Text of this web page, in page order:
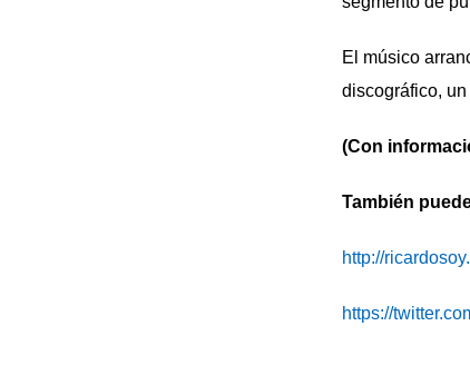
El músico
discográfico,
(Con
También
http://
https://